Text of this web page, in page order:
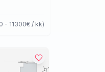
- 11300€ / kk)